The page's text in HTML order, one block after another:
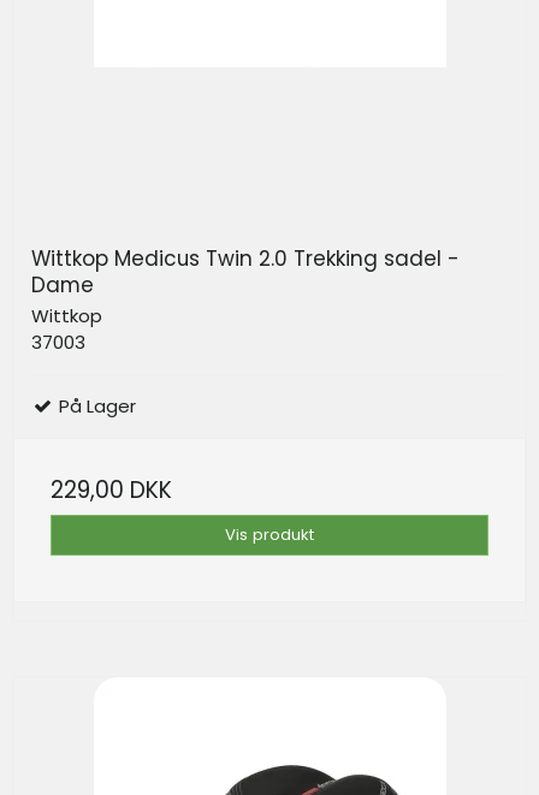
Wittkop Medicus Twin 2.0 Trekking sadel -
Dame
Wittkop
37003
På Lager
229,00 DKK
Vis produkt